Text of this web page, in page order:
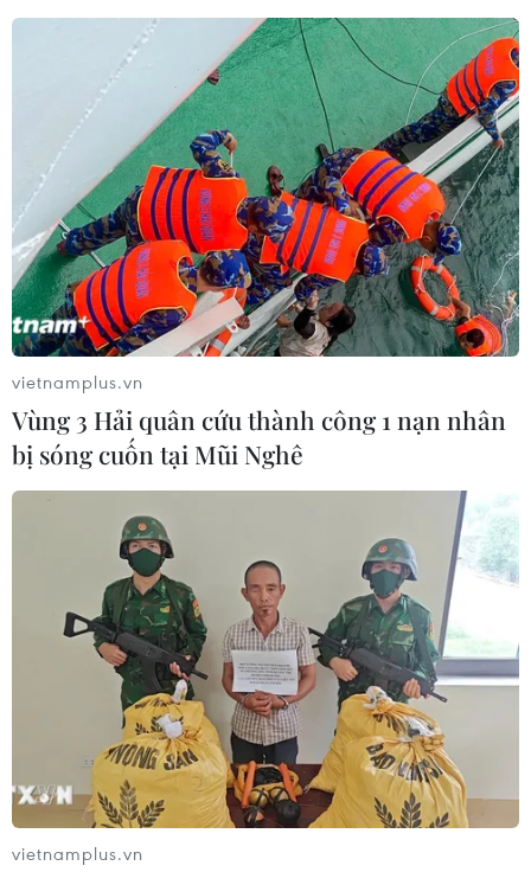
Việt Nam tạo thuận lợi cho doanh nghiệp
Australia đầu tư lâu dài
05/07/2023 12:59
Trưởng Ban Kinh tế Trung ương Trần Tuấn Anh khẳng
định Đảng và Nhà nước Việt Nam khuyến khích, cam
kết tạo mọi điều kiện thuận lợi cho doanh nghiệp của
Australia đầu tư lâu dài tại Việt Nam.
vietnamplus.vn
Vùng 3 Hải quân cứu thành công 1 nạn nhân
bị sóng cuốn tại Mũi Nghê
vietnamplus.vn